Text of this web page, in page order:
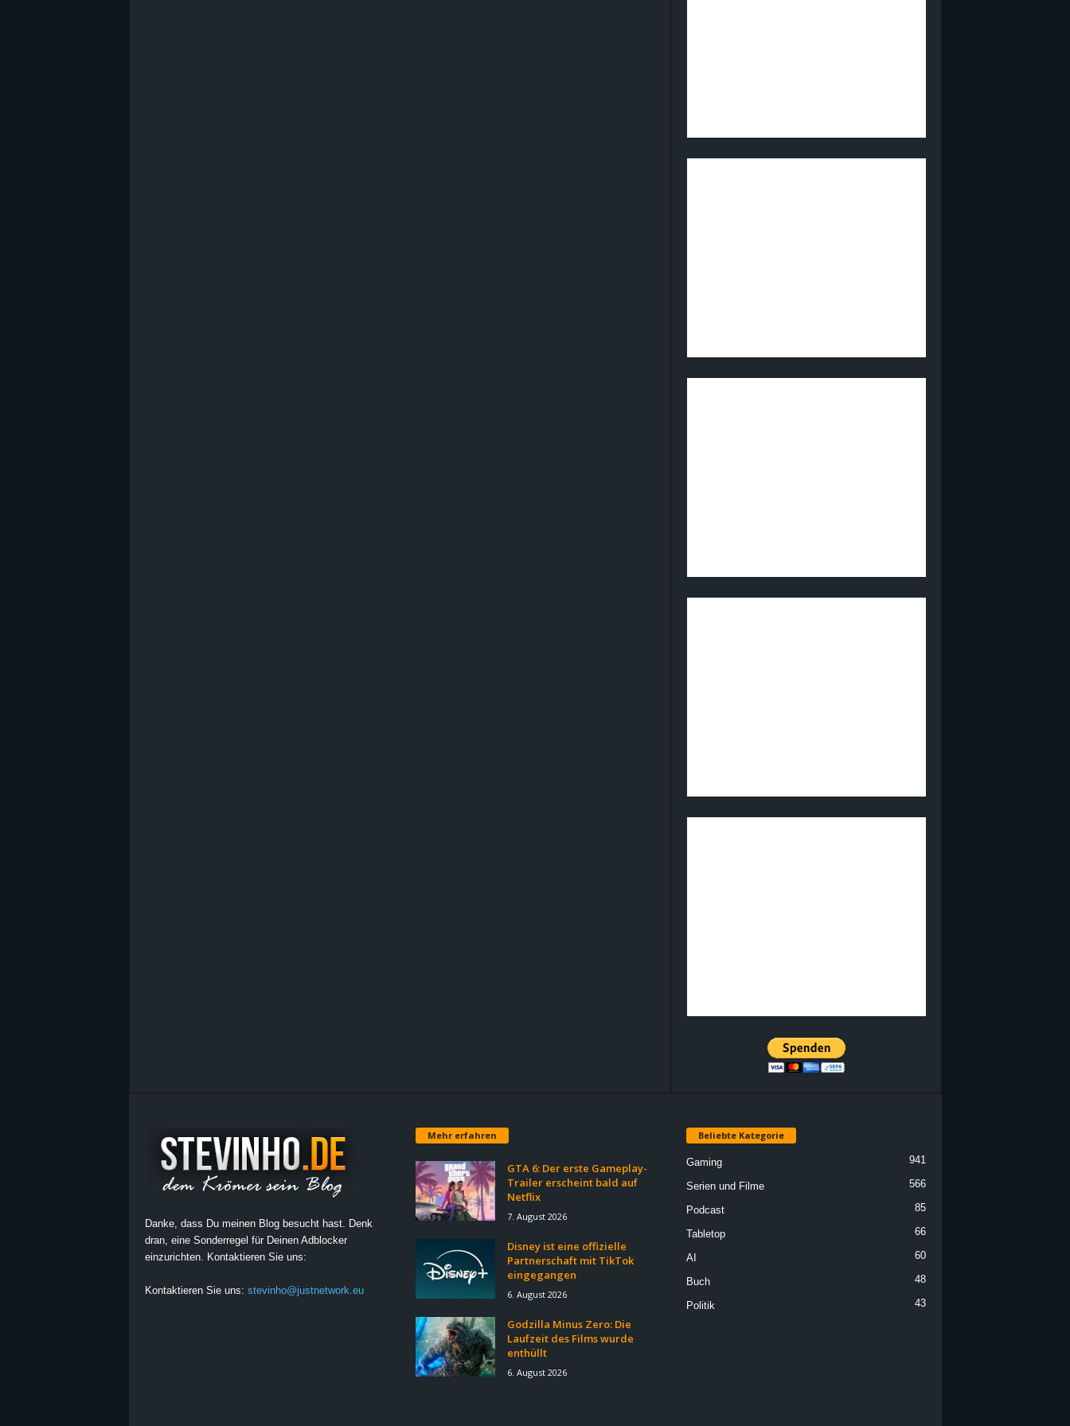
Danke, dass Du meinen Blog besucht hast. Denk
dran, eine Sonderregel für Deinen Adblocker
einzurichten. Kontaktieren Sie uns:
Kontaktieren Sie uns: stevinho@justnetwork.eu
Mehr erfahren
GTA 6: Der erste Gameplay-
Trailer erscheint bald auf
Netflix
7. August 2026
Disney ist eine offizielle
Partnerschaft mit TikTok
eingegangen
6. August 2026
Godzilla Minus Zero: Die
Laufzeit des Films wurde
enthüllt
6. August 2026
Beliebte Kategorie
Gaming 941
Serien und Filme 566
Podcast 85
Tabletop 66
AI 60
Buch 48
Politik 43